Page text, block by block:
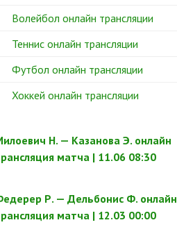
Волейбол онлайн трансляции
Теннис онлайн трансляции
Футбол онлайн трансляции
Хоккей онлайн трансляции
Н. — Казанова Э. онлайн
матча | 11.06 08:30
Р. — Дельбонис Ф. онлайн
матча | 12.03 00:00